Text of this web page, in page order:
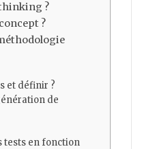
thinking ?
?
et définir ?
de
tests en fonction